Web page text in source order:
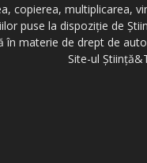
copierea, multiplicarea,
puse la dispoziție de
în materie de drept de
Site-ul